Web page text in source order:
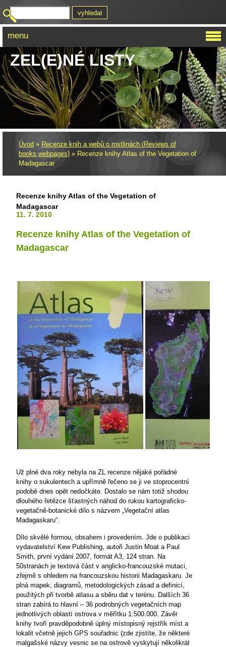
ZEL(E)NÉ LISTY
Úvod » Recenze knih a webů o rostlinách (Reviews of
books,webpages) » Recenze knihy Atlas of the Vegetation of
Madagascar
Recenze knihy Atlas of the Vegetation of
Madagascar
11. 7. 2010
Recenze knihy Atlas of the Vegetation of
Madagascar
Už plné dva roky nebyla na ZL recenze nějaké pořádné
knihy o sukulentech a upřímně řečeno se ji ve stoprocentní
podobě dnes opět nedočkáte. Dostalo se nám totiž shodou
dlouhého řetězce šťastných náhod do rukou kartograficko-
vegetačně-botanické dílo s názvem „Vegetační atlas
Madagaskaru“.
Dílo skvělé formou, obsahem i provedením. Jde o publikaci
vydavatelství Kew Publishing, autoři Justin Moat a Paul
Smith, první vydání 2007, formát A3, 124 stran. Na
50stranách je textová část v anglicko-francouzské mutaci,
zřejmě s ohledem na francouzskou historii Madagaskaru. Je
plná mapek, diagramů, metodologických zásad a definicí,
použitých při tvorbě atlasu a sběru dat v terénu. Dalších 36
stran zabírá to hlavní – 36 podrobných vegetačních map
jednotlivých oblastí ostrova v měřítku 1:500.000. Závěr
knihy tvoří pravděpodobně úplný místopisný rejstřík míst a
lokalit včetně jejich GPS souřadnic (zde zjistíte, že některé
malgašské názvy vesnic se na ostrově vyskytují několikrát
menu